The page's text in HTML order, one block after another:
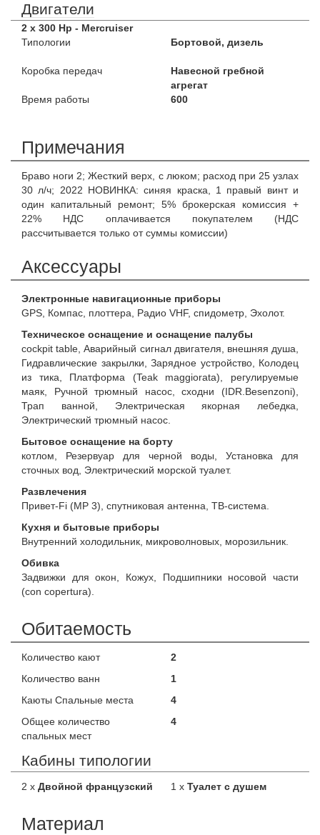
Двигатели
2 x 300 Hp - Mercruiser
Типологии
Бортовой, дизель
Коробка передач
Навесной гребной
агрегат
Время работы
600
Примечания
Браво ноги 2; Жесткий верх, с люком; расход при 25 узлах
30 л/ч; 2022 НОВИНКА: синяя краска, 1 правый винт и
один капитальный ремонт; 5% брокерская комиссия +
22% НДС оплачивается покупателем (НДС
рассчитывается только от суммы комиссии)
Аксессуары
Электронные навигационные приборы
GPS, Компас, плоттера, Радио VHF, спидометр, Эхолот.
Техническое оснащение и оснащение палубы
cockpit table, Аварийный сигнал двигателя, внешняя душа,
Гидравлические закрылки, Зарядное устройство, Колодец
из тика, Платформа (Teak maggiorata), регулируемые
маяк, Ручной трюмный насос, сходни (IDR.Besenzoni),
Трап ванной, Электрическая якорная лебедка,
Электрический трюмный насос.
Бытовое оснащение на борту
котлом, Резервуар для черной воды, Установка для
сточных вод, Электрический морской туалет.
Развлечения
Привет-Fi (MP 3), спутниковая антенна, ТВ-система.
Кухня и бытовые приборы
Внутренний холодильник, микроволновых, морозильник.
Обивка
Задвижки для окон, Кожух, Подшипники носовой части
(con copertura).
Обитаемость
Количество кают
2
Количество ванн
1
Каюты Спальные места
4
Общее количество
спальных мест
4
Кабины типологии
2 x Двойной французский 1 x Туалет с душем
Материал